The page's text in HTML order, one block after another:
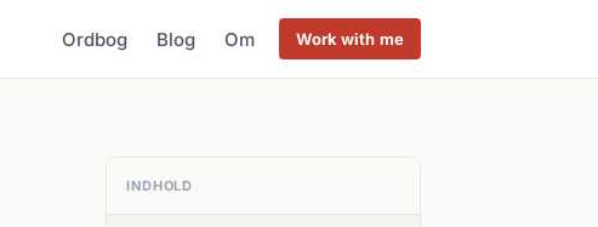
Ordbog Blog Om Work with me
INDHOLD